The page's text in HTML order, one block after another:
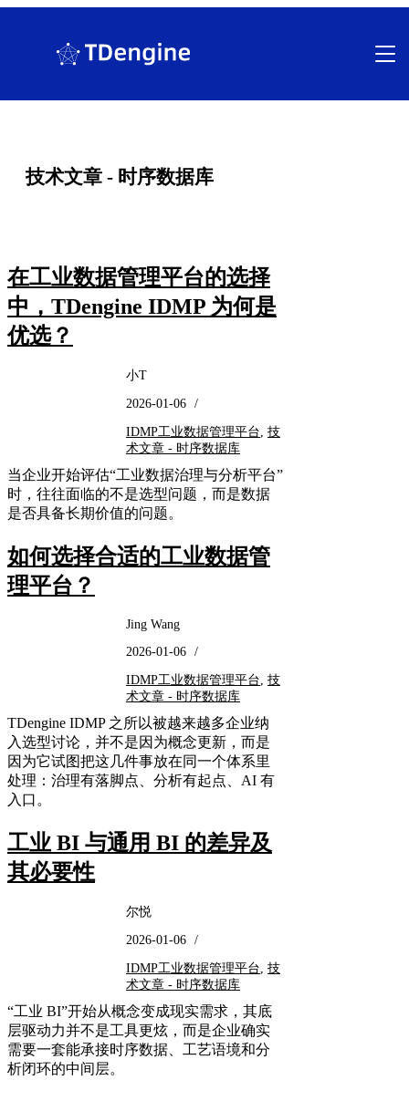
技术文章 - 时序数据库
在工业数据管理平台的选择
中，TDengine IDMP 为何是
优选？
小T
2026-01-06 /
IDMP工业数据管理平台 技
术文章 - 时序数据库
当企业开始评估“工业数据治理与分析平台”
时，往往面临的不是选型问题，而是数据
是否具备长期价值的问题。
如何选择合适的工业数据管
理平台？
Jing Wang
2026-01-06 /
IDMP工业数据管理平台 技
术文章 - 时序数据库
TDengine IDMP 之所以被越来越多企业纳
入选型讨论，并不是因为概念更新，而是
因为它试图把这几件事放在同一个体系里
处理：治理有落脚点、分析有起点、AI 有
入口。
工业 BI 与通用 BI 的差异及
其必要性
尔悦
2026-01-06 /
IDMP工业数据管理平台 技
术文章 - 时序数据库
“工业 BI”开始从概念变成现实需求，其底
层驱动力并不是工具更炫，而是企业确实
需要一套能承接时序数据、工艺语境和分
析闭环的中间层。